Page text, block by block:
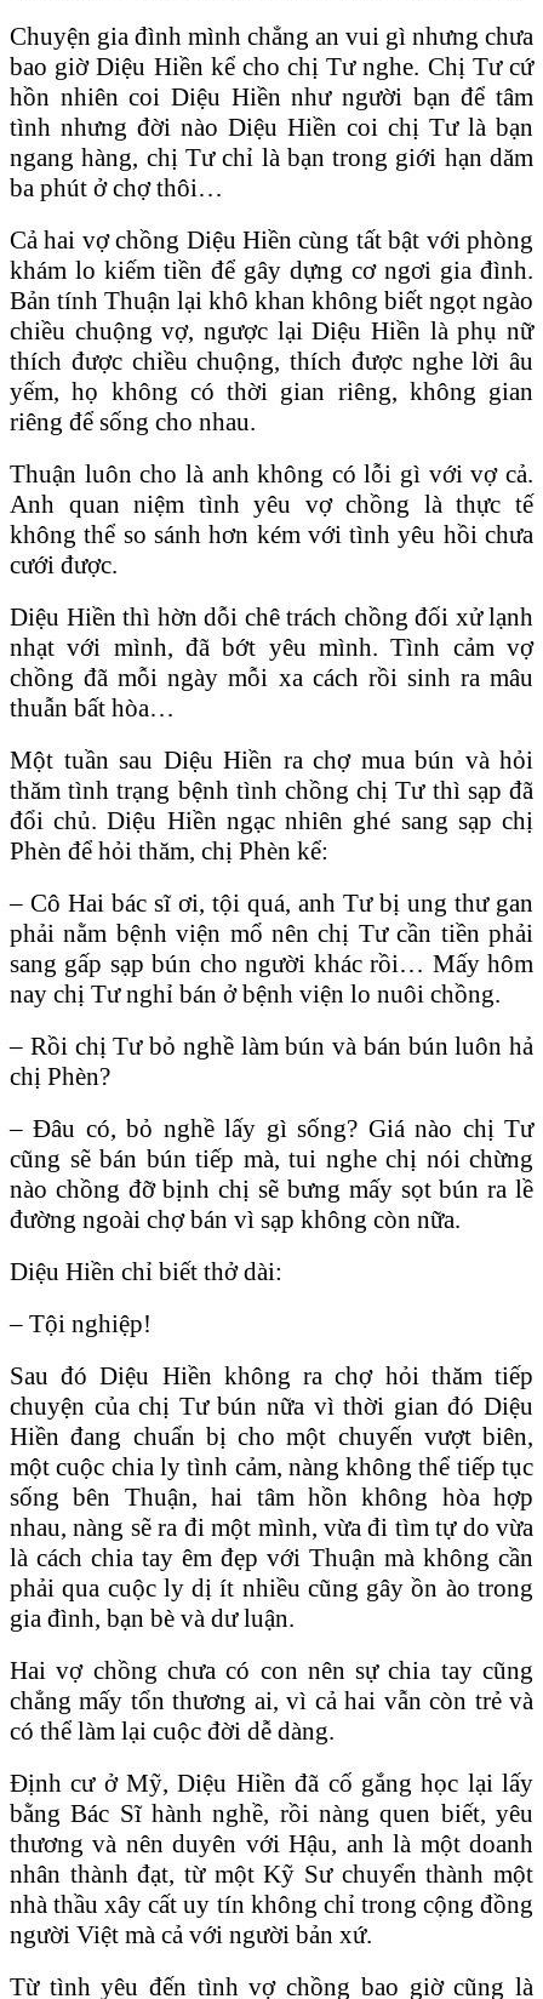
Chuyện gia đình mình chẳng an vui gì nhưng chưa
bao giờ Diệu Hiền kể cho chị Tư nghe. Chị Tư cứ
hồn nhiên coi Diệu Hiền như người bạn để tâm
tình nhưng đời nào Diệu Hiền coi chị Tư là bạn
ngang hàng, chị Tư chỉ là bạn trong giới hạn dăm
ba phút ở chợ thôi…
Cả hai vợ chồng Diệu Hiền cùng tất bật với phòng
khám lo kiếm tiền để gây dựng cơ ngơi gia đình.
Bản tính Thuận lại khô khan không biết ngọt ngào
chiều chuộng vợ, ngược lại Diệu Hiền là phụ nữ
thích được chiều chuộng, thích được nghe lời âu
yếm, họ không có thời gian riêng, không gian
riêng để sống cho nhau.
Thuận luôn cho là anh không có lỗi gì với vợ cả.
Anh quan niệm tình yêu vợ chồng là thực tế
không thể so sánh hơn kém với tình yêu hồi chưa
cưới được.
Diệu Hiền thì hờn dỗi chê trách chồng đối xử lạnh
nhạt với mình, đã bớt yêu mình. Tình cảm vợ
chồng đã mỗi ngày mỗi xa cách rồi sinh ra mâu
thuẫn bất hòa…
Một tuần sau Diệu Hiền ra chợ mua bún và hỏi
thăm tình trạng bệnh tình chồng chị Tư thì sạp đã
đổi chủ. Diệu Hiền ngạc nhiên ghé sang sạp chị
Phèn để hỏi thăm, chị Phèn kể:
– Cô Hai bác sĩ ơi, tội quá, anh Tư bị ung thư gan
phải nằm bệnh viện mổ nên chị Tư cần tiền phải
sang gấp sạp bún cho người khác rồi… Mấy hôm
nay chị Tư nghỉ bán ở bệnh viện lo nuôi chồng.
– Rồi chị Tư bỏ nghề làm bún và bán bún luôn hả
chị Phèn?
– Đâu có, bỏ nghề lấy gì sống? Giá nào chị Tư
cũng sẽ bán bún tiếp mà, tui nghe chị nói chừng
nào chồng đỡ bịnh chị sẽ bưng mấy sọt bún ra lề
đường ngoài chợ bán vì sạp không còn nữa.
Diệu Hiền chỉ biết thở dài:
– Tội nghiệp!
Sau đó Diệu Hiền không ra chợ hỏi thăm tiếp
chuyện của chị Tư bún nữa vì thời gian đó Diệu
Hiền đang chuẩn bị cho một chuyến vượt biên,
một cuộc chia ly tình cảm, nàng không thể tiếp tục
sống bên Thuận, hai tâm hồn không hòa hợp
nhau, nàng sẽ ra đi một mình, vừa đi tìm tự do vừa
là cách chia tay êm đẹp với Thuận mà không cần
phải qua cuộc ly dị ít nhiều cũng gây ồn ào trong
gia đình, bạn bè và dư luận.
Hai vợ chồng chưa có con nên sự chia tay cũng
chẳng mấy tổn thương ai, vì cả hai vẫn còn trẻ và
có thể làm lại cuộc đời dễ dàng.
Định cư ở Mỹ, Diệu Hiền đã cố gắng học lại lấy
bằng Bác Sĩ hành nghề, rồi nàng quen biết, yêu
thương và nên duyên với Hậu, anh là một doanh
nhân thành đạt, từ một Kỹ Sư chuyển thành một
nhà thầu xây cất uy tín không chỉ trong cộng đồng
người Việt mà cả với người bản xứ.
Từ tình yêu đến tình vợ chồng bao giờ cũng là